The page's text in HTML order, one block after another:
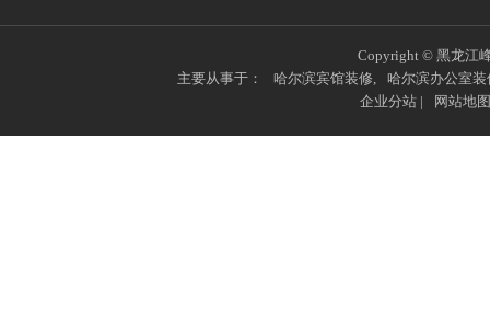
Copyright © 黑龙江
主要从事于：
哈尔滨宾馆装修,
哈尔滨办公室装
企业分站| 网站地图